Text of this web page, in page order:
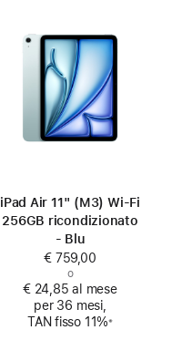
iPad Air 11" (M3) Wi‑Fi
256GB ricondizionato
- Blu
€ 759,00
o
€ 24,85 al mese
per 36 mesi,
TAN fisso 11%※